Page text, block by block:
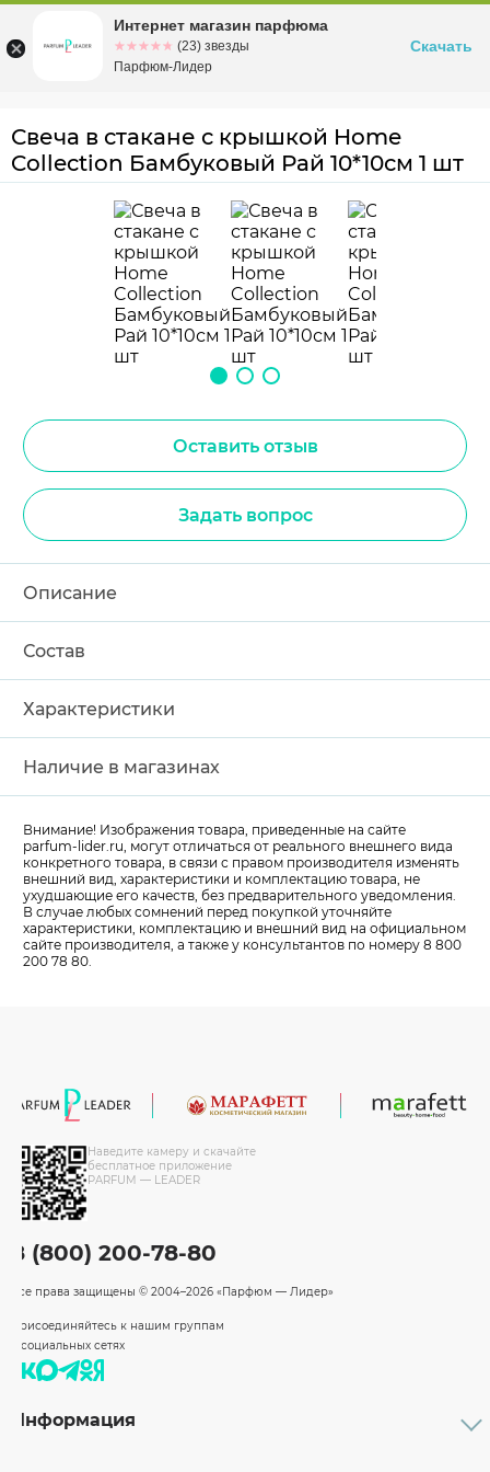
Омскул. Заозерная, 11, к. 1
Свеча в стакане с крышкой Home
Collection Бамбуковый Рай 10*10см 1 шт
Оставить отзыв
Задать вопрос
Описание
Состав
Характеристики
Наличие в магазинах
Внимание! Изображения товара, приведенные на сайте
parfum-lider.ru, могут отличаться от реального внешнего вида
конкретного товара, в связи с правом производителя изменять
внешний вид, характеристики и комплектацию товара, не
ухудшающие его качеств, без предварительного уведомления.
В случае любых сомнений перед покупкой уточняйте
характеристики, комплектацию и внешний вид на официальном
сайте производителя, а также у консультантов по номеру 8 800
200 78 80.
Наведите камеру и скачайте
бесплатное приложение
PARFUM — LEADER
8 (800) 200-78-80
Все права защищены © 2004–2026 «Парфюм — Лидер»
Присоединяйтесь к нашим группам
в социальных сетях
Информация
Интернет магазин парфюма
☆☆☆☆☆
★★★★★ (23) звезды
Парфюм-Лидер
Скачать